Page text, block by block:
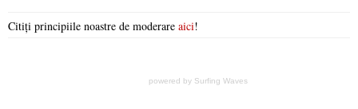
Citiți principiile noastre de moderare aici!
powered by Surfing Waves